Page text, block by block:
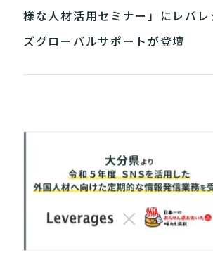
様な人材活用セミナー」にレバレ
ズグローバルサポートが登壇